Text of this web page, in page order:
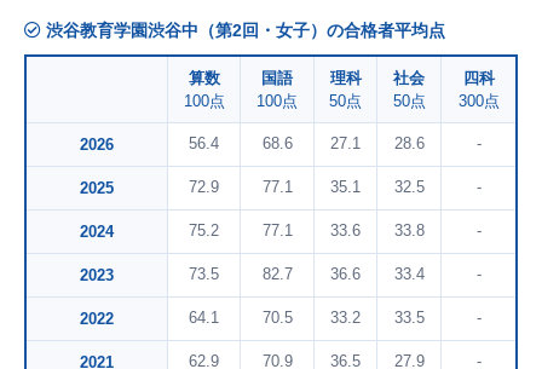
渋谷教育学園渋谷中（第2回・女子）の合格者平均点
算数
100点
国語
100点
理科
50点
社会
50点
四科
300点
2026 56.4 68.6 27.1 28.6 -
2025 72.9 77.1 35.1 32.5 -
2024 75.2 77.1 33.6 33.8 -
2023 73.5 82.7 36.6 33.4 -
2022 64.1 70.5 33.2 33.5 -
2021 62.9 70.9 36.5 27.9 -